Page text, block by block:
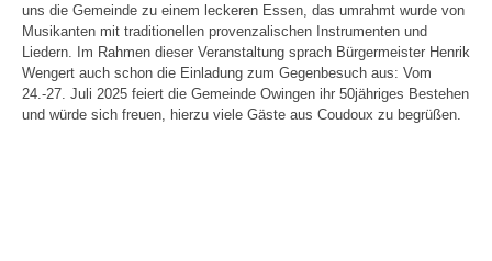
uns die Gemeinde zu einem leckeren Essen, das umrahmt wurde von
Musikanten mit traditionellen provenzalischen Instrumenten und
Liedern. Im Rahmen dieser Veranstaltung sprach Bürgermeister Henrik
Wengert auch schon die Einladung zum Gegenbesuch aus: Vom
24.-27. Juli 2025 feiert die Gemeinde Owingen ihr 50jähriges Bestehen
und würde sich freuen, hierzu viele Gäste aus Coudoux zu begrüßen.